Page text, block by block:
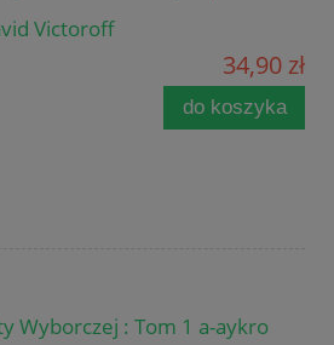
Victoroff
34,90 zł
do koszyka
Wyborczej : Tom 1 a-aykro